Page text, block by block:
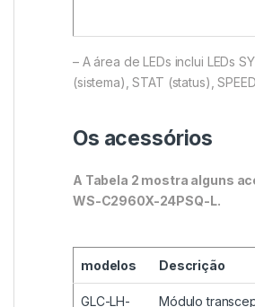
– A área de LEDs inclui LEDs
(sistema), STAT (status),
Os acessórios
A Tabela 2 mostra alguns
WS-C2960X-24PSQ-L.
modelos Descrição
GLC-LH- Módulo